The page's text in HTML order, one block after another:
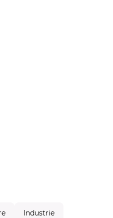
Industrie